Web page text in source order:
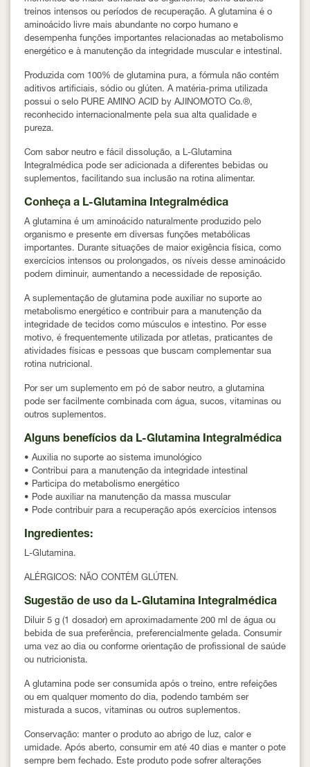
treinos intensos ou períodos de recuperação. A glutamina é o
aminoácido livre mais abundante no corpo humano e
desempenha funções importantes relacionadas ao metabolismo
energético e à manutenção da integridade muscular e intestinal.
Produzida com 100% de glutamina pura, a fórmula não contém
aditivos artificiais, sódio ou glúten. A matéria-prima utilizada
possui o selo PURE AMINO ACID by AJINOMOTO Co.®,
reconhecido internacionalmente pela sua alta qualidade e
pureza.
Com sabor neutro e fácil dissolução, a L-Glutamina
Integralmédica pode ser adicionada a diferentes bebidas ou
suplementos, facilitando sua inclusão na rotina alimentar.
Conheça a L-Glutamina Integralmédica
A glutamina é um aminoácido naturalmente produzido pelo
organismo e presente em diversas funções metabólicas
importantes. Durante situações de maior exigência física, como
exercícios intensos ou prolongados, os níveis desse aminoácido
podem diminuir, aumentando a necessidade de reposição.
A suplementação de glutamina pode auxiliar no suporte ao
metabolismo energético e contribuir para a manutenção da
integridade de tecidos como músculos e intestino. Por esse
motivo, é frequentemente utilizada por atletas, praticantes de
atividades físicas e pessoas que buscam complementar sua
rotina nutricional.
Por ser um suplemento em pó de sabor neutro, a glutamina
pode ser facilmente combinada com água, sucos, vitaminas ou
outros suplementos.
Alguns benefícios da L-Glutamina Integralmédica
• Auxilia no suporte ao sistema imunológico
• Contribui para a manutenção da integridade intestinal
• Participa do metabolismo energético
• Pode auxiliar na manutenção da massa muscular
• Pode contribuir para a recuperação após exercícios intensos
Ingredientes:
L-Glutamina.
ALÉRGICOS: NÃO CONTÉM GLÚTEN.
Sugestão de uso da L-Glutamina Integralmédica
Diluir 5 g (1 dosador) em aproximadamente 200 ml de água ou
bebida de sua preferência, preferencialmente gelada. Consumir
uma vez ao dia ou conforme orientação de profissional de saúde
ou nutricionista.
A glutamina pode ser consumida após o treino, entre refeições
ou em qualquer momento do dia, podendo também ser
misturada a sucos, vitaminas ou outros suplementos.
Conservação: manter o produto ao abrigo de luz, calor e
umidade. Após aberto, consumir em até 40 dias e manter o pote
sempre bem fechado. Este produto pode sofrer alterações